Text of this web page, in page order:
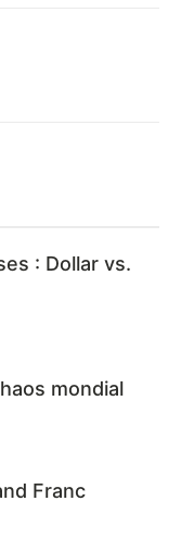
: Dollar vs.
mondial
Franc